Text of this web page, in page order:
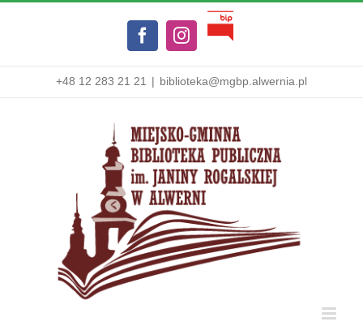
FacebookInstagram
Biuletyn
+48 12 283 21 21 | biblioteka@mgbp.alwernia.pl